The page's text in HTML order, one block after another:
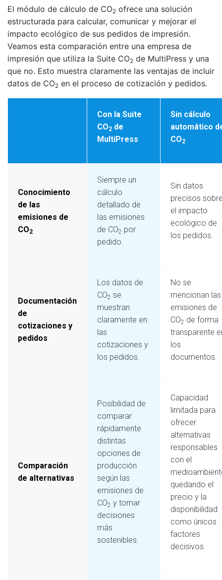
El módulo de cálculo de CO2 ofrece una solución
estructurada para calcular, comunicar y mejorar el
impacto ecológico de sus pedidos de impresión.
Veamos esta comparación entre una empresa de
impresión que utiliza la Suite CO2 de MultiPress y una
que no. Esto muestra claramente las ventajas de incluir
datos de CO2 en el proceso de cotización y pedidos.
Con la Suite
CO2 de
MultiPress
Sin cálculo
automático
CO2
Conocimiento
de las
emisiones de
CO2
Siempre un
cálculo
detallado de
las emisiones
de CO2 por
pedido.
Sin datos
precisos
el impacto
ecológico de
los pedidos.
Documentación
de
cotizaciones y
pedidos
Los datos de
CO2 se
muestran
claramente en
las
cotizaciones y
los pedidos.
No se
mencionan las
emisiones de
CO2 de forma
transparente
los
documentos.
Comparación
de alternativas
Posibilidad de
comparar
rápidamente
distintas
opciones de
producción
según las
emisiones de
CO2 y tomar
decisiones
más
sostenibles.
Capacidad
limitada para
ofrecer
alternativas
responsables
con el
quedando el
precio y la
disponibilidad
como únicos
factores
decisivos.